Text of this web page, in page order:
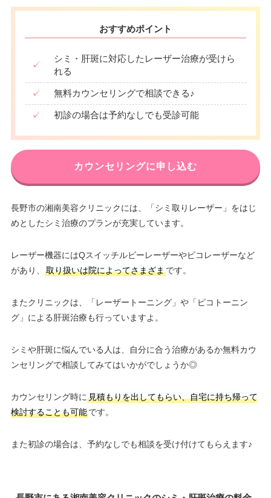
おすすめポイント
✓
シミ・肝斑に対応したレーザー治療が受けら
れる
✓ 無料カウンセリングで相談できる♪
✓ 初診の場合は予約なしでも受診可能
カウンセリングに申し込む
長野市の湘南美容クリニックには、「シミ取りレーザー」をはじ
めとしたシミ治療のプランが充実しています。
レーザー機器にはQスイッチルビーレーザーやピコレーザーなど
があり、
取り扱いは院によってさまざまです。
またクリニックは、「レーザートーニング」や「ピコトーニン
グ」による肝斑治療も行っていますよ。
シミや肝斑に悩んでいる人は、自分に合う治療があるか無料カウ
ンセリングで相談してみてはいかがでしょうか◎
カウンセリング時に見積もりを出してもらい、自宅に持ち帰って
検討することも可能です。
また初診の場合は、予約なしでも相談を受け付けてもらえます♪